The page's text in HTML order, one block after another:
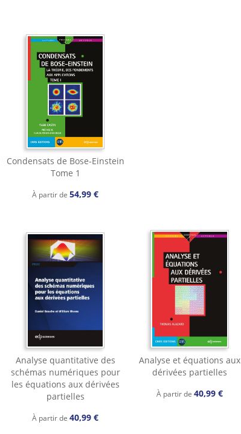
Condensats de Bose-Einstein
Tome 1
À partir de 54,99 €
Analyse quantitative des
schémas numériques pour
les équations aux dérivées
partielles
À partir de 40,99 €
Analyse et équations aux
dérivées partielles
À partir de 40,99 €